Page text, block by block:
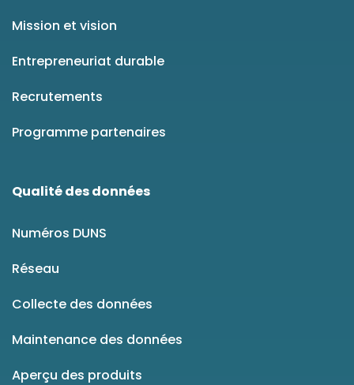
Mission et vision
Entrepreneuriat durable
Recrutements
Programme partenaires
Qualité des données
Numéros DUNS
Réseau
Collecte des données
Maintenance des données
Aperçu des produits